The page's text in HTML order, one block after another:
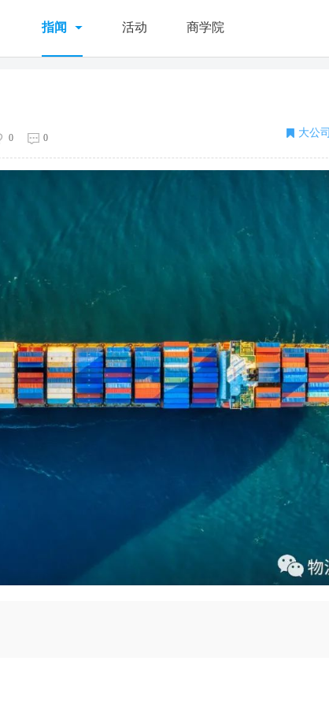
指闻 活动 商学院
0 0 大公司